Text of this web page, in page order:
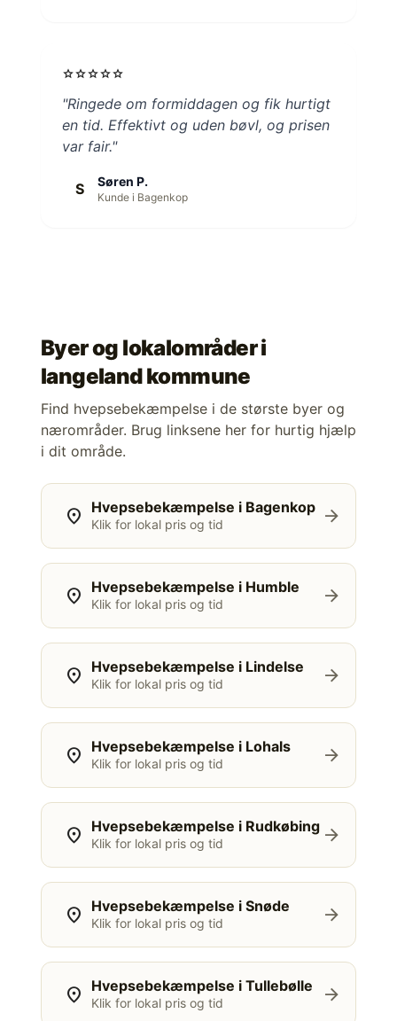
starstarstarstarstar
"Ringede om formiddagen og fik hurtigt
en tid. Effektivt og uden bøvl, og prisen
var fair."
S Søren P.
Kunde i Bagenkop
Byer og lokalområder i
langeland kommune
Find hvepsebekæmpelse i de største byer og
nærområder. Brug linksene her for hurtig hjælp
i dit område.
location_on Hvepsebekæmpelse i Bagenkop
Klik for lokal pris og tid arrow_forward
location_on Hvepsebekæmpelse i Humble
Klik for lokal pris og tid arrow_forward
location_on Hvepsebekæmpelse i Lindelse
Klik for lokal pris og tid arrow_forward
location_on Hvepsebekæmpelse i Lohals
Klik for lokal pris og tid arrow_forward
location_on Hvepsebekæmpelse i Rudkøbing
Klik for lokal pris og tid arrow_forward
location_on Hvepsebekæmpelse i Snøde
Klik for lokal pris og tid arrow_forward
location_on Hvepsebekæmpelse i Tullebølle
Klik for lokal pris og tid arrow_forward